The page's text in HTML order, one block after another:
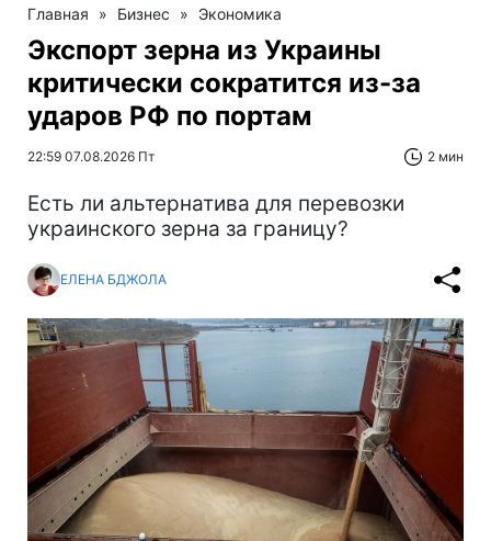
Главная » Бизнес » Экономика
Экспорт зерна из Украины
критически сократится из-за
ударов РФ по портам
22:59 07.08.2026 Пт 2 мин
Есть ли альтернатива для перевозки
украинского зерна за границу?
ЕЛЕНА БДЖОЛА